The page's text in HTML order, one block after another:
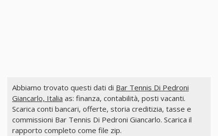
Abbiamo trovato questi dati di Bar Tennis Di Pedroni
Giancarlo, Italia as: finanza, contabilità, posti vacanti.
Scarica conti bancari, offerte, storia creditizia, tasse e
commissioni Bar Tennis Di Pedroni Giancarlo. Scarica il
rapporto completo come file zip.